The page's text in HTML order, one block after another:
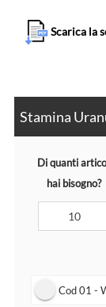
Scarica la
Stamina
Di quanti
hai bisogno?
Cod 01 -